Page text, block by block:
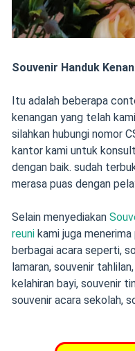
Souvenir Handuk
Itu adalah beberapa
kenangan yang telah
silahkan hubungi nomor
kantor kami untuk
dengan baik. sudah
merasa puas dengan
Selain menyediakan
reunikami juga menerima
berbagai acara seperti,
lamaran, souvenir tahlilan,
kelahiran bayi, souvenir
souvenir acara sekolah,